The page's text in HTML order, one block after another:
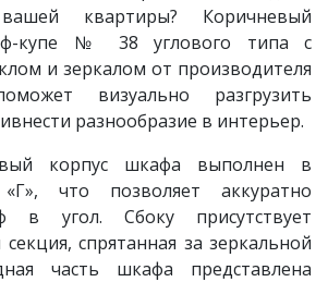
вашей квартиры? Коричневый
купе № 38 углового типа с
и зеркалом от производителя
визуально разгрузить
разнообразие в интерьер.
корпус шкафа выполнен в
что позволяет аккуратно
в угол. Сбоку присутствует
спрятанная за зеркальной
часть шкафа представлена